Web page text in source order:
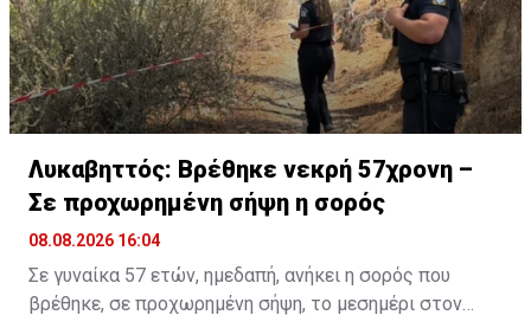
Λυκαβηττός: Βρέθηκε νεκρή 57χρονη –
Σε προχωρημένη σήψη η σορός
08.08.2026 16:04
Σε γυναίκα 57 ετών, ημεδαπή, ανήκει η σορός που
βρέθηκε, σε προχωρημένη σήψη, το μεσημέρι στον